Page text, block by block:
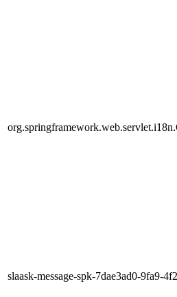
slaask-message-spk-7dae3ad0-9fa9-